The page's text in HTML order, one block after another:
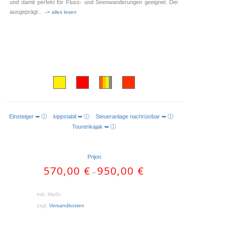
und damit perfekt für Fluss- und Seenwanderungen geeignet. Der
ausgeprägt ... --> alles lesen
AUSFÜHRUNG WÄHLEN
Einsteiger ➥ ⓘ kippstabil ➥ ⓘ Steueranlage nachrüstbar ➥ ⓘ
Tourenkajak ➥ ⓘ
Prijon
570,00 € – 950,00 €
inkl. MwSt.
zzgl.Versandkosten